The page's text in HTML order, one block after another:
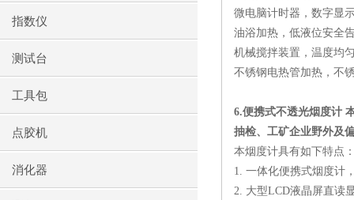
指数仪
测试台
工具包
点胶机
消化器
微电脑计时器，数字显
油浴加热，低液位安全
机械搅拌装置，温度均
不锈钢电热管加热，不
6.便携式不透光烟度计
抽检、工矿企业野外及
本烟度计具有如下特点
1. 一体化便携式烟度计
2. 大型LCD液晶屏直读